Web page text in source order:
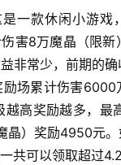
是一款休闲小游戏
害8万魔晶（限新
非常少，前期的
场累计伤害6000
高奖励越多，最
晶）奖励4950元
共可以领取超过